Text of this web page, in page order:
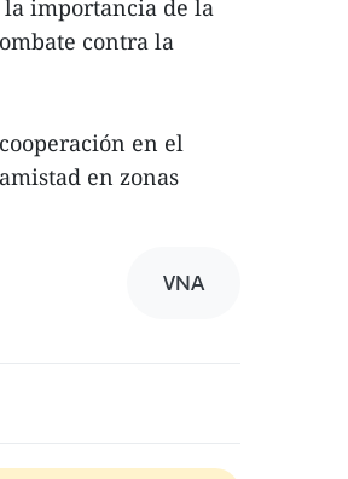
la importancia de la
contra la
en el
en zonas
VNA